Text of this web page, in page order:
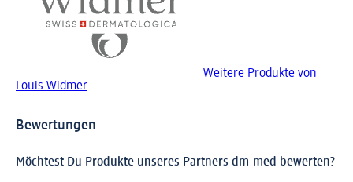
Weitere Produkte von
Louis Widmer
Bewertungen
Möchtest Du Produkte unseres Partners dm-med bewerten?